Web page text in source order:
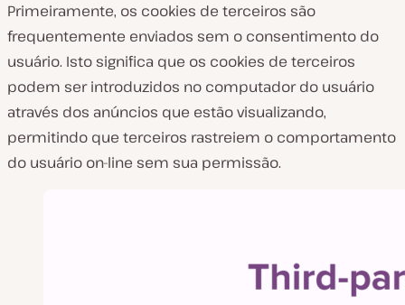
Primeiramente, os cookies de terceiros são
frequentemente enviados sem o consentimento do
usuário. Isto significa que os cookies de terceiros
podem ser introduzidos no computador do usuário
através dos anúncios que estão visualizando,
permitindo que terceiros rastreiem o comportamento
do usuário on-line sem sua permissão.